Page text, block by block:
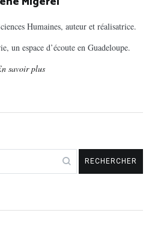
Humaines, auteur et réalisatrice.
un espace d’écoute en Guadeloupe.
savoir plus